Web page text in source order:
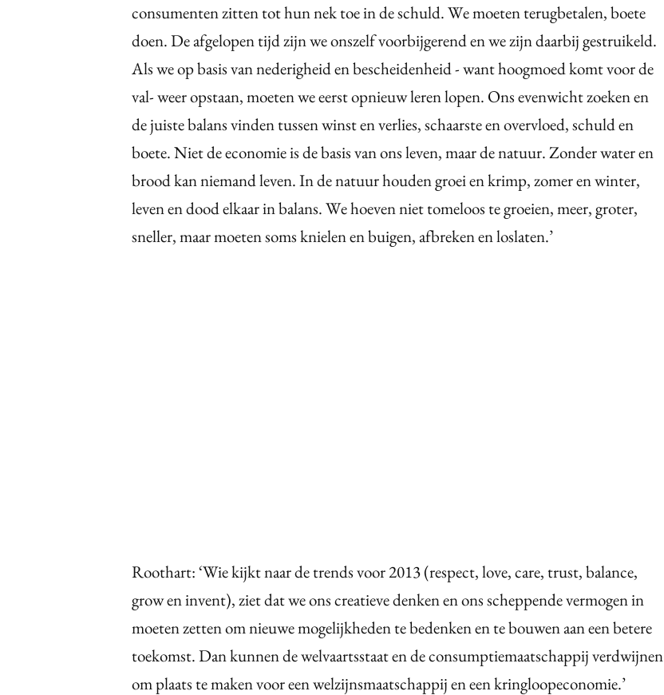
consumenten zitten tot hun nek toe in de schuld. We moeten terugbetalen, boete
doen. De afgelopen tijd zijn we onszelf voorbijgerend en we zijn daarbij gestruikeld.
Als we op basis van nederigheid en bescheidenheid - want hoogmoed komt voor de
val- weer opstaan, moeten we eerst opnieuw leren lopen. Ons evenwicht zoeken en
de juiste balans vinden tussen winst en verlies, schaarste en overvloed, schuld en
boete. Niet de economie is de basis van ons leven, maar de natuur. Zonder water en
brood kan niemand leven. In de natuur houden groei en krimp, zomer en winter,
leven en dood elkaar in balans. We hoeven niet tomeloos te groeien, meer, groter,
sneller, maar moeten soms knielen en buigen, afbreken en loslaten.’
Roothart: ‘Wie kijkt naar de trends voor 2013 (respect, love, care, trust, balance,
grow en invent), ziet dat we ons creatieve denken en ons scheppende vermogen in
moeten zetten om nieuwe mogelijkheden te bedenken en te bouwen aan een betere
toekomst. Dan kunnen de welvaartsstaat en de consumptiemaatschappij verdwijnen
om plaats te maken voor een welzijnsmaatschappij en een kringloopeconomie.’